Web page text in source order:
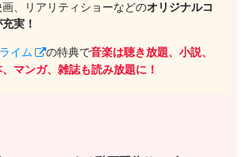
画、リアリティショーなどのオリジナルコ
実！
イム の特典で音楽は聴き放題、小説、
マンガ、雑誌も読み放題に！